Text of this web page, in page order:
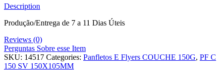
Description
Produção/Entrega de 7 a 11 Dias Úteis
Reviews (0)
Perguntas Sobre esse Item
SKU: 14517 Categories: Panfletos E Flyers COUCHE 150G, PF C
150 SV 150X105MM